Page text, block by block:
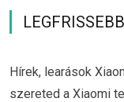
LEGFRISSEBB
Hírek, learások
szereted a Xiaomi